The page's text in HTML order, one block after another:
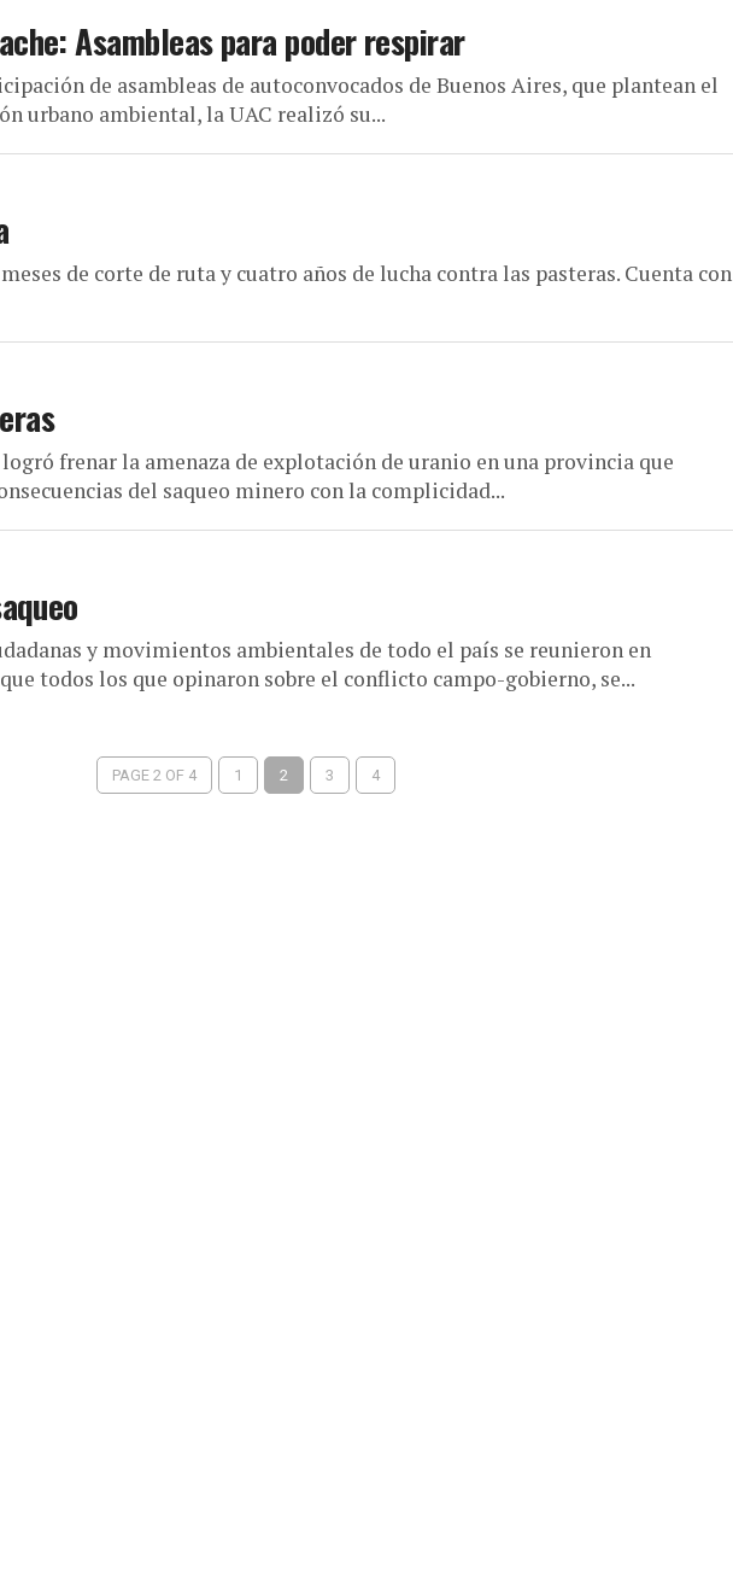
Asambleas para poder respirar
de asambleas de autoconvocados de Buenos Aires, que plantean el
urbano ambiental, la UAC realizó su...
de corte de ruta y cuatro años de lucha contra las pasteras. Cuenta con
frenar la amenaza de explotación de uranio en una provincia que
del saqueo minero con la complicidad...
y movimientos ambientales de todo el país se reunieron en
todos los que opinaron sobre el conflicto campo-gobierno, se...
PAGE 2 OF 4 1 2 3 4